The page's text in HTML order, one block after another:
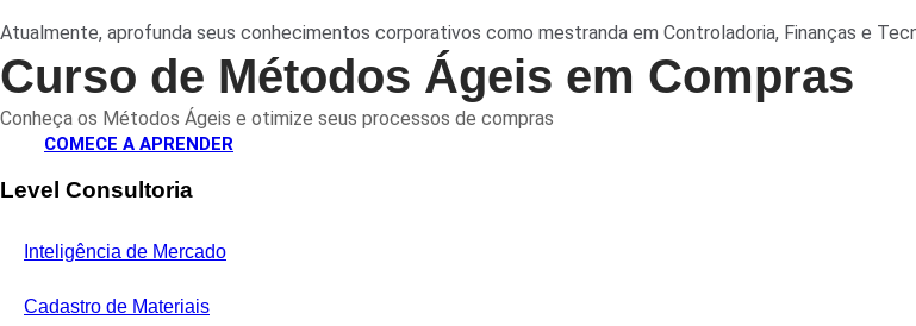
Atualmente, aprofunda seus conhecimentos corporativos como mestranda em Controladoria, Finanças e
Curso de Métodos Ágeis em Compras
Conheça os Métodos Ágeis e otimize seus processos de compras
COMECE A APRENDER
Level Consultoria
Inteligência de Mercado
Cadastro de Materiais